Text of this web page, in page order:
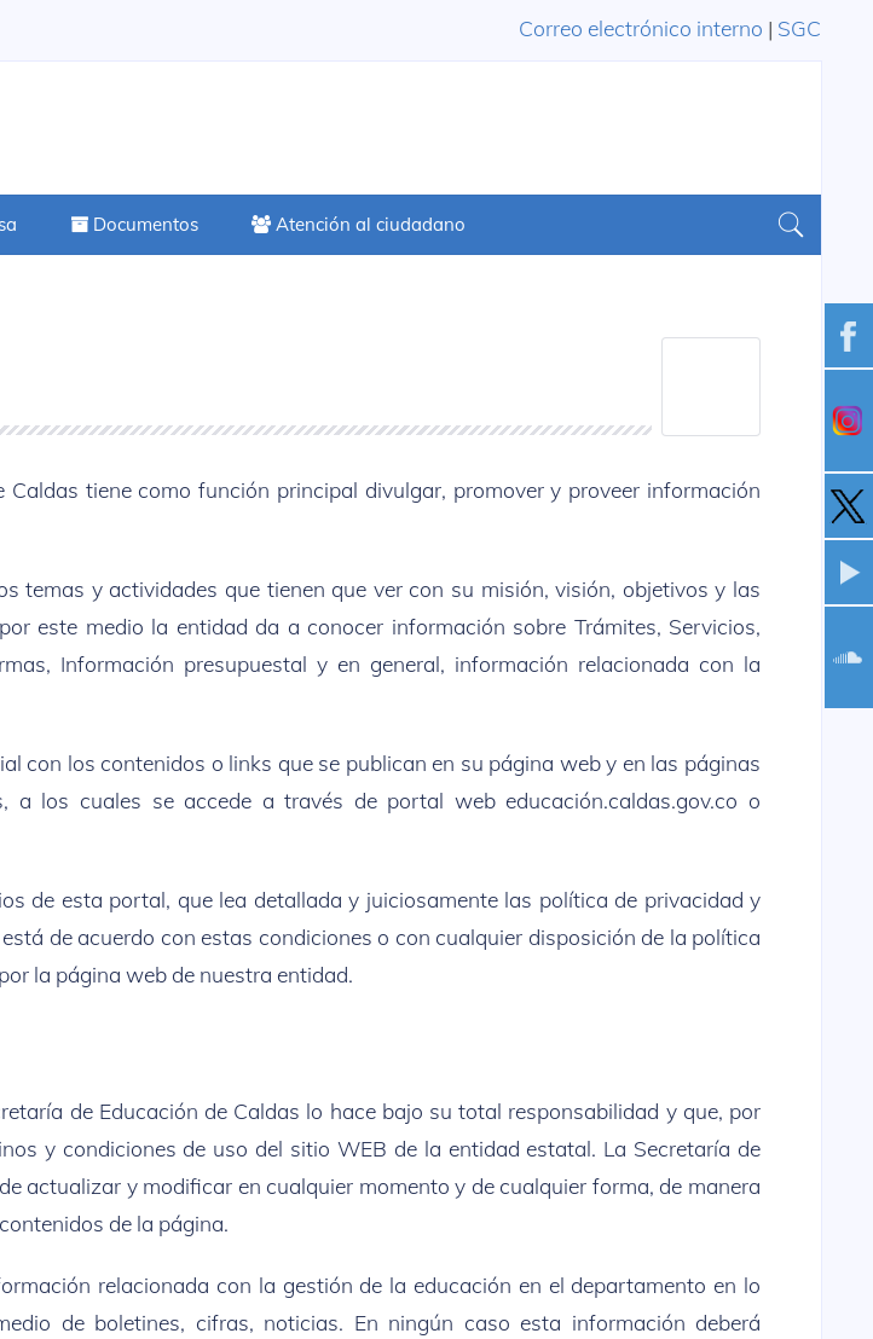
Correo electrónico interno | SGC
Documentos Atención al ciudadano
tiene como función principal divulgar, promover y proveer información
temas y actividades que tienen que ver con su misión, visión, objetivos y las
este medio la entidad da a conocer información sobre Trámites, Servicios,
Información presupuestal y en general, información relacionada con la
con los contenidos o links que se publican en su página web y en las páginas
los cuales se accede a través de portal web educación.caldas.gov.co o
de esta portal, que lea detallada y juiciosamente las política de privacidad y
de acuerdo con estas condiciones o con cualquier disposición de la política
la página web de nuestra entidad.
de Educación de Caldas lo hace bajo su total responsabilidad y que, por
y condiciones de uso del sitio WEB de la entidad estatal. La Secretaría de
actualizar y modificar en cualquier momento y de cualquier forma, de manera
de la página.
relacionada con la gestión de la educación en el departamento en lo
de boletines, cifras, noticias. En ningún caso esta información deberá